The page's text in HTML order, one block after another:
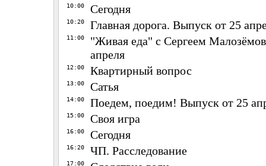
10:00 Сегодня
10:20 Главная дорога. Выпуск от 25
11:00
"Живая еда" с Сергеем
апреля
12:00 Квартирный вопрос
13:00 Сатья
14:00 Поедем, поедим! Выпуск от 25
15:00 Своя игра
16:00 Сегодня
16:20 ЧП. Расследование
17:00